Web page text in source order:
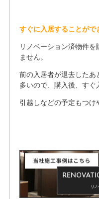
すぐに入居することがで
リノベーション済物件
ません。
前の入居者が退去した
多いので、購入後、すぐ
引越しなどの予定もつけ